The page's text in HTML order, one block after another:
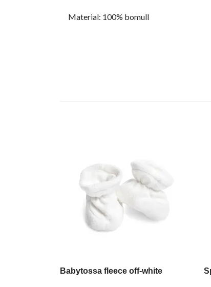
Material: 100% bomull
Babytossa fleece off-white